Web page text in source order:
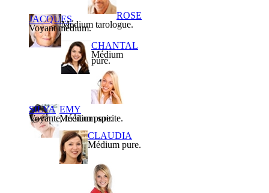
JACQUES
Voyant médium.
ROSE
Médium tarologue.
CHANTAL
Médium
pure.
SILVA
Voyante, médium spirite.
EMY
Médium pure.
CLAUDIA
Médium pure.